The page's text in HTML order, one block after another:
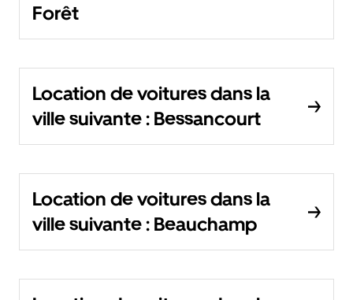
Forêt
Location de voitures dans la
ville suivante : Bessancourt
Location de voitures dans la
ville suivante : Beauchamp